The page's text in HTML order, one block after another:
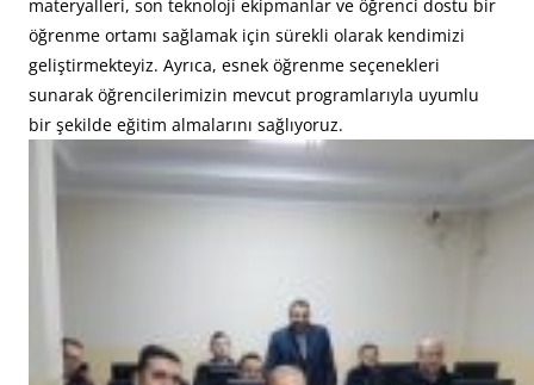
materyalleri, son teknoloji ekipmanlar ve öğrenci dostu bir
öğrenme ortamı sağlamak için sürekli olarak kendimizi
geliştirmekteyiz. Ayrıca, esnek öğrenme seçenekleri
sunarak öğrencilerimizin mevcut programlarıyla uyumlu
bir şekilde eğitim almalarını sağlıyoruz.